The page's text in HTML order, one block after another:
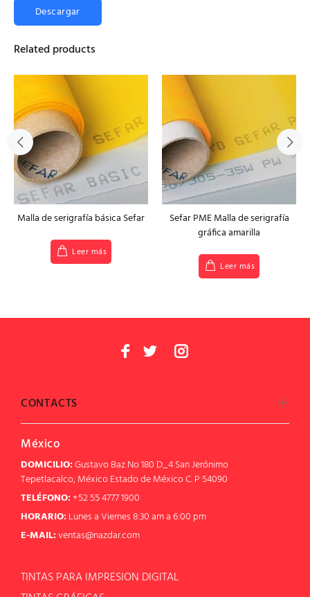
Descargar
Related products
Malla de serigrafía básica Sefar
Leer más
Sefar PME Malla de serigrafía
gráfica amarilla
Leer más
CONTACTS
México
DOMICILIO:Gustavo Baz No 180 D_4 San Jerónimo
Tepetlacalco, México Estado de México C. P 54090
TELÉFONO:+52 55 4777 1900
HORARIO: Lunes a Viernes 8:30 am a 6:00 pm
E-MAIL:ventas@nazdar.com
TINTAS PARA IMPRESION DIGITAL